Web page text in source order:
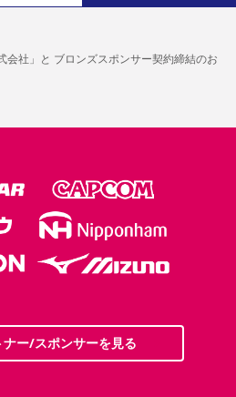
会社」と ブロンズスポンサー契約締結のお
ー/スポンサーを見る